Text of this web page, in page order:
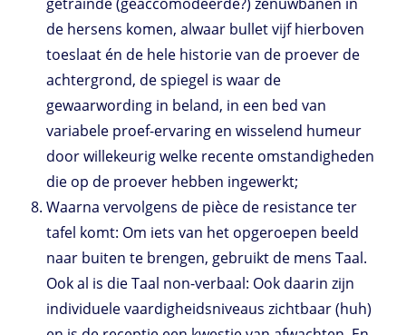
de hersens komen, alwaar bullet vijf hierboven
toeslaat én de hele historie van de proever de
achtergrond, de spiegel is waar de
gewaarwording in beland, in een bed van
variabele proef-ervaring en wisselend humeur
door willekeurig welke recente omstandigheden
die op de proever hebben ingewerkt;
Waarna vervolgens de pièce de resistance ter
tafel komt: Om iets van het opgeroepen beeld
naar buiten te brengen, gebruikt de mens Taal.
Ook al is die Taal non-verbaal: Ook daarin zijn
individuele vaardigheidsniveaus zichtbaar (huh)